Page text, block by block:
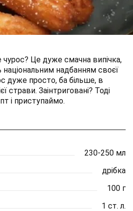
Це дуже смачна випічка,
надбанням своєї
дуже просто, ба більше, в
страви. Заінтриговані? Тоді
і приступаймо.
230-250 мл
дрібка
100 г
1 ст. л.